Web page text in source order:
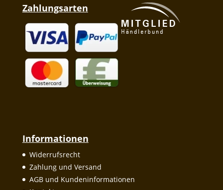
Zahlungsarten
Informationen
Widerrufsrecht
Zahlung und Versand
AGB und Kundeninformationen